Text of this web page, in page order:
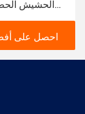
الحشيش
لجمع وتنظيف
احصل على